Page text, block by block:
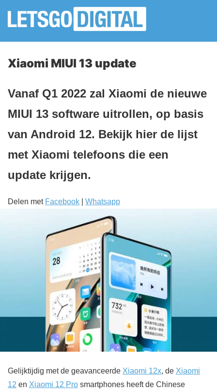
Xiaomi MIUI 13 update
Vanaf Q1 2022 zal Xiaomi de nieuwe
MIUI 13 software uitrollen, op basis
van Android 12. Bekijk hier de lijst
met Xiaomi telefoons die een
update krijgen.
Delen met Facebook Whatsapp
Gelijktijdig met de geavanceerde Xiaomi 12x, de Xiaomi
12 en Xiaomi 12 Pro smartphones heeft de Chinese